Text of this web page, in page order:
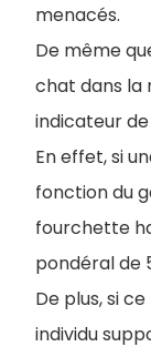
menacés.
De même
chat dans la
indicateur
En effet, si
fonction du
fourchette
pondéral de
De plus, si
individu